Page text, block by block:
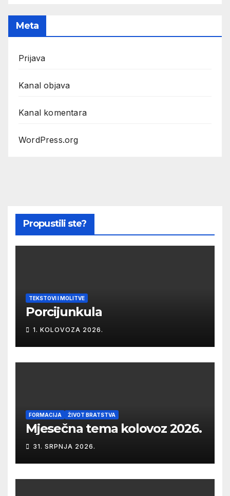
Meta
Prijava
Kanal objava
Kanal komentara
WordPress.org
Propustili ste?
TEKSTOVI I MOLITVE
Porcijunkula
1. KOLOVOZA 2026.
FORMACIJA ŽIVOT BRATSTVA
Mjesečna tema kolovoz 2026.
31. SRPNJA 2026.